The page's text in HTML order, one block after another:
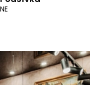
NE